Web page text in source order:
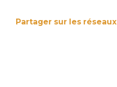
Partager sur les